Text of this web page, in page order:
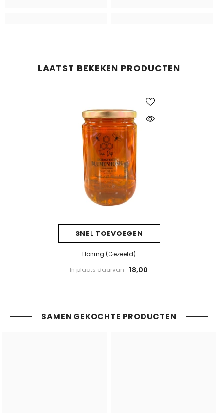
LAATST BEKEKEN PRODUCTEN
SNEL TOEVOEGEN
Honing (gezeefd)
In plaats daarvan
18,00
SAMEN GEKOCHTE PRODUCTEN